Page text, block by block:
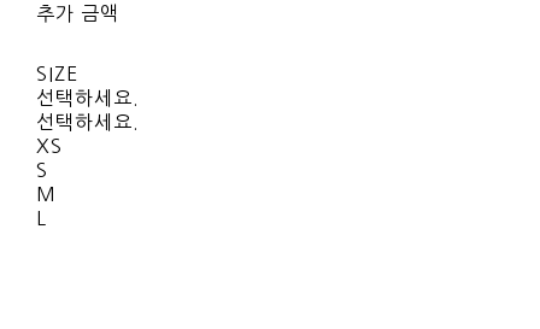
추가 금액
SIZE
선택하세요.
선택하세요.
XS
S
M